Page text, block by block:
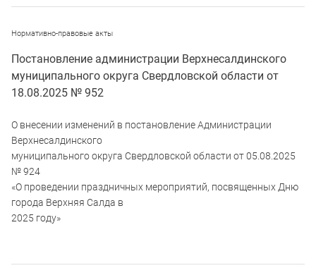
Нормативно-правовые акты
Постановление администрации Верхнесалдинского
муниципального округа Свердловской области от
18.08.2025 № 952
О внесении изменений в постановление Администрации
Верхнесалдинского
муниципального округа Свердловской области от 05.08.2025
№ 924
«О проведении праздничных мероприятий, посвященных Дню
города Верхняя Салда в
2025 году»